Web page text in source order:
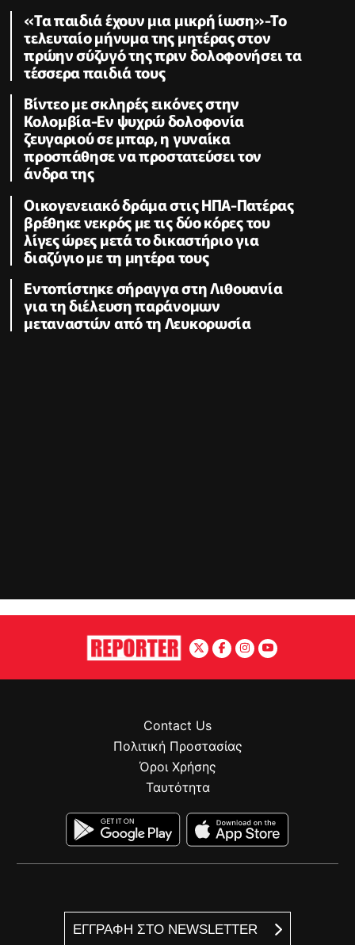
«Τα παιδιά έχουν μια μικρή ίωση»-Το
τελευταίο μήνυμα της μητέρας στον
πρώην σύζυγό της πριν δολοφονήσει τα
τέσσερα παιδιά τους
Βίντεο με σκληρές εικόνες στην
Κολομβία-Εν ψυχρώ δολοφονία
ζευγαριού σε μπαρ, η γυναίκα
προσπάθησε να προστατεύσει τον
άνδρα της
Οικογενειακό δράμα στις ΗΠΑ-Πατέρας
βρέθηκε νεκρός με τις δύο κόρες του
λίγες ώρες μετά το δικαστήριο για
διαζύγιο με τη μητέρα τους
Εντοπίστηκε σήραγγα στη Λιθουανία
για τη διέλευση παράνομων
μεταναστών από τη Λευκορωσία
ΕΓΓΡΑΦΗ ΣΤΟ NEWSLETTER
Contact Us
Πολιτική Προστασίας
Όροι Χρήσης
Ταυτότητα